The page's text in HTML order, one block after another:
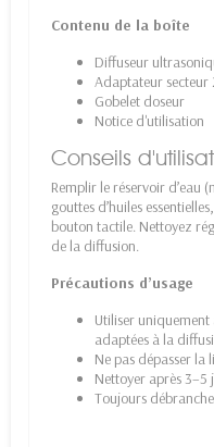
Contenu de la boîte
Diffuseur
Adaptateur secteur
Gobelet doseur
Notice d'utilisation
Conseils
Remplir le réservoir d’eau
gouttes d’huiles
bouton tactile. Nettoyez
de la diffusion.
Précautions d’usage
Utiliser uniquement
adaptées à la
Ne pas dépasser la
Nettoyer après 3–5
Toujours